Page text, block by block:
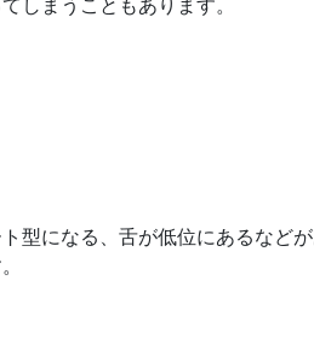
しまうこともあります。
になる、舌が低位にあるなどが